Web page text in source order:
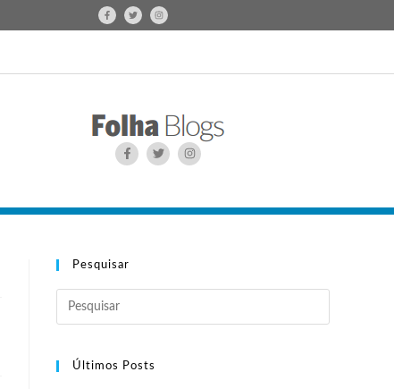
Pesquisar
Últimos Posts